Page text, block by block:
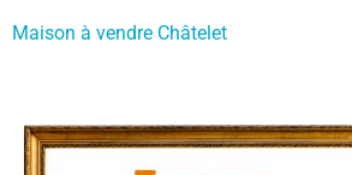
Maison à vendre Châtelet